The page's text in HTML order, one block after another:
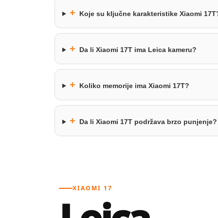
+ Koje su ključne karakteristike Xiaomi
+ Da li Xiaomi 17T ima Leica kameru?
+ Koliko memorije ima Xiaomi 17T?
+ Da li Xiaomi 17T podržava brzo punjenje?
XIAOMI 17